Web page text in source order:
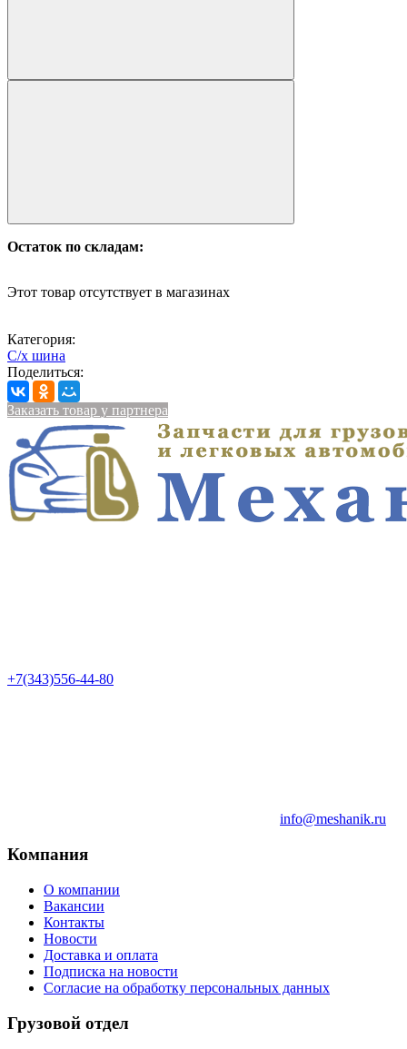
Остаток по складам:
Этот товар отсутствует в магазинах
Категория:
С/х шина
Поделиться:
Заказать товар у партнера
+7(343)556-44-80
info@meshanik.ru
Компания
О компании
Вакансии
Контакты
Новости
Доставка и оплата
Подписка на новости
Согласие на обработку персональных данных
Грузовой отдел